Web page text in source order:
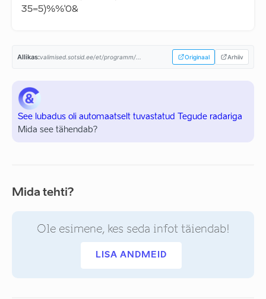
35=5)%%'0&
Allikas:valimised.sotsid.ee/et/programm/... Originaal Arhiiv
See lubadus oli automaatselt tuvastatud Tegude radariga
Mida see tähendab?
Mida tehti?
Ole esimene, kes seda infot täiendab!
LISA ANDMEID